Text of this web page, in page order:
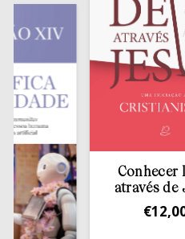
Conhecer Deus
através de Jesus
12,00